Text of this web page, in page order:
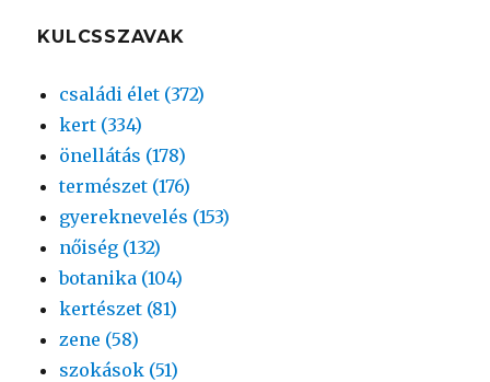
KULCSSZAVAK
családi élet (372)
kert (334)
önellátás (178)
természet (176)
gyereknevelés (153)
nőiség (132)
botanika (104)
kertészet (81)
zene (58)
szokások (51)